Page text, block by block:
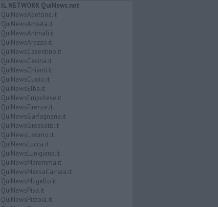
IL NETWORK QuiNews.net
QuiNewsAbetone.it
QuiNewsAmiata.it
QuiNewsAnimali.it
QuiNewsArezzo.it
QuiNewsCasentino.it
QuiNewsCecina.it
QuiNewsChianti.it
QuiNewsCuoio.it
QuiNewsElba.it
QuiNewsEmpolese.it
QuiNewsFirenze.it
QuiNewsGarfagnana.it
QuiNewsGrosseto.it
QuiNewsLivorno.it
QuiNewsLucca.it
QuiNewsLunigiana.it
QuiNewsMaremma.it
QuiNewsMassaCarrara.it
QuiNewsMugello.it
QuiNewsPisa.it
QuiNewsPistoia.it